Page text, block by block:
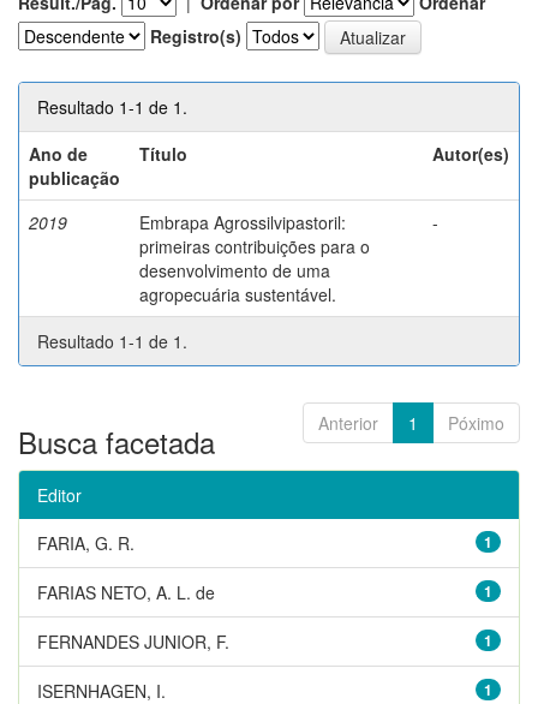
Registro(s)
Resultado 1-1 de 1.
Ano de
publicação
Título Autor(es)
2019
Embrapa Agrossilvipastoril:
primeiras contribuições para o
desenvolvimento de uma
agropecuária sustentável.
-
Resultado 1-1 de 1.
Anterior 1 Póximo
Busca facetada
Editor
1
FARIA, G. R.
1
FARIAS NETO, A. L. de
1
FERNANDES JUNIOR, F.
1
ISERNHAGEN, I.